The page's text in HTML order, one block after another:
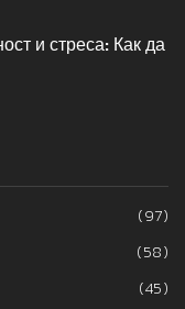
и стреса: Как да
(97)
(58)
(45)